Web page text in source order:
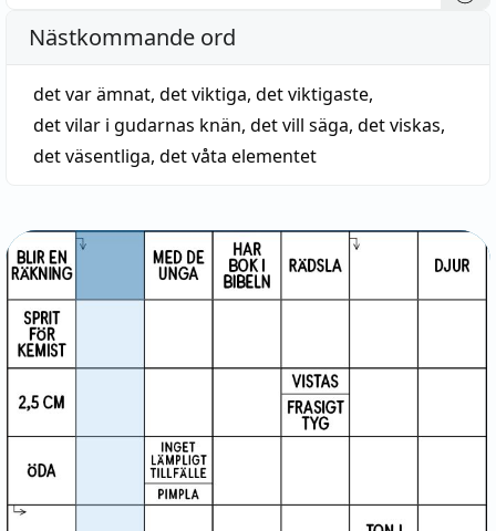
Nästkommande ord
det var ämnat, det viktiga, det viktigaste,
det vilar i gudarnas knän, det vill säga, det viskas,
det väsentliga, det våta elementet